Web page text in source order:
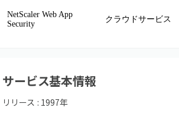
NetScaler Web App
Security
クラウドサービス
サービス基本情報
リリース : 1997年